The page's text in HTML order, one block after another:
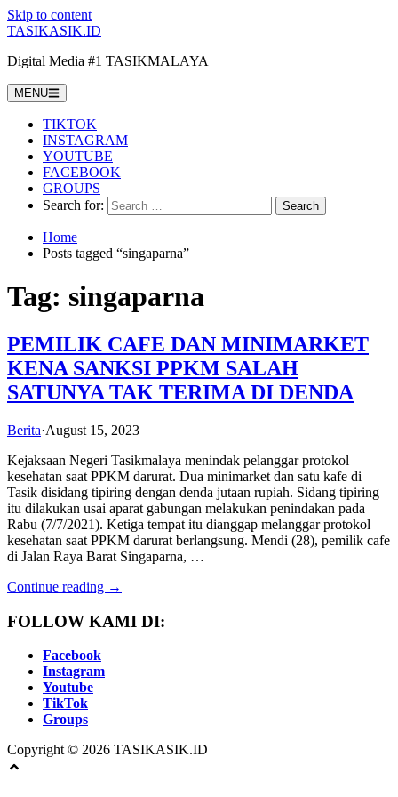
Skip to content
TASIKASIK.ID
Digital Media #1 TASIKMALAYA
MENU
TIKTOK
INSTAGRAM
YOUTUBE
FACEBOOK
GROUPS
Search for:
Home
Posts tagged “singaparna”
Tag: singaparna
PEMILIK CAFE DAN MINIMARKET
KENA SANKSI PPKM SALAH
SATUNYA TAK TERIMA DI DENDA
Berita·August 15, 2023
Kejaksaan Negeri Tasikmalaya menindak pelanggar protokol
kesehatan saat PPKM darurat. Dua minimarket dan satu kafe di
Tasik disidang tipiring dengan denda jutaan rupiah. Sidang tipiring
itu dilakukan usai aparat gabungan melakukan penindakan pada
Rabu (7/7/2021). Ketiga tempat itu dianggap melanggar protokol
kesehatan saat PPKM darurat berlangsung. Mendi (28), pemilik cafe
di Jalan Raya Barat Singaparna, …
Continue reading →
FOLLOW KAMI DI:
Facebook
Instagram
Youtube
TikTok
Groups
Copyright © 2026 TASIKASIK.ID